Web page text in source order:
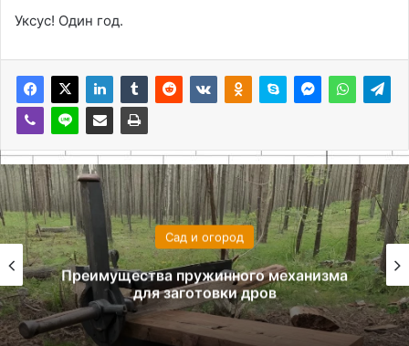
Уксус! Один год.
Сад и огород
Преимущества пружинного механизма
для заготовки дров